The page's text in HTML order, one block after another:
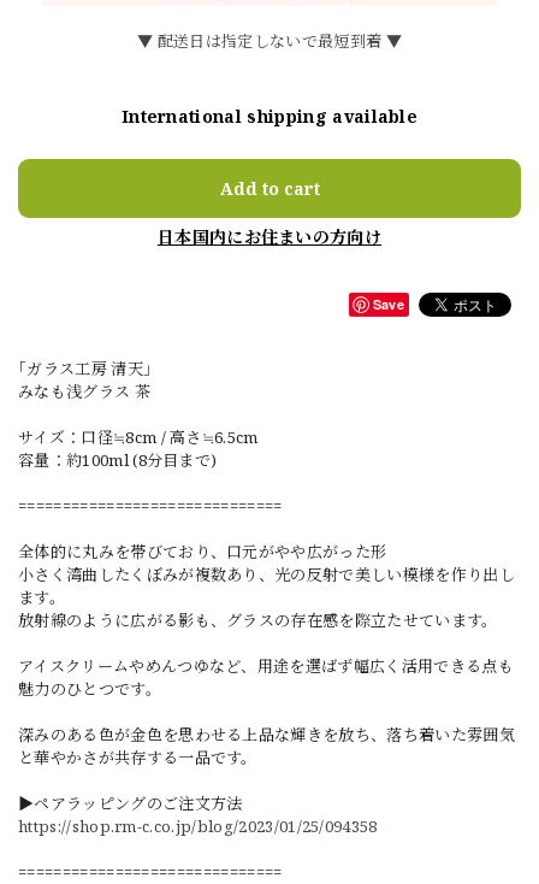
▼ 配送日は指定しないで最短到着 ▼
International shipping available
Add to cart
日本国内にお住まいの方向け
Save
｢ガラス工房 清天｣
みなも浅グラス 茶
サイズ：口径≒8cm / 高さ≒6.5cm
容量：約100ml (8分目まで)
==============================
全体的に丸みを帯びており、口元がやや広がった形
小さく湾曲したくぼみが複数あり、光の反射で美しい模様を作り出し
ます。
放射線のように広がる影も、グラスの存在感を際立たせています。
アイスクリームやめんつゆなど、用途を選ばず幅広く活用できる点も
魅力のひとつです。
深みのある色が金色を思わせる上品な輝きを放ち、落ち着いた雰囲気
と華やかさが共存する一品です。
▶ペアラッピングのご注文方法
https://shop.rm-c.co.jp/blog/2023/01/25/094358
==============================